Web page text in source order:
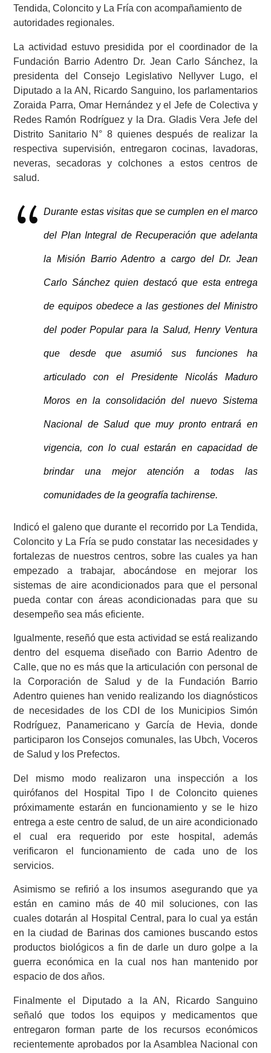
Tendida, Coloncito y La Fría con acompañamiento de
autoridades regionales.
La actividad estuvo presidida por el coordinador de la
Fundación Barrio Adentro Dr. Jean Carlo Sánchez, la
presidenta del Consejo Legislativo Nellyver Lugo, el
Diputado a la AN, Ricardo Sanguino, los parlamentarios
Zoraida Parra, Omar Hernández y el Jefe de Colectiva y
Redes Ramón Rodríguez y la Dra. Gladis Vera Jefe del
Distrito Sanitario N° 8 quienes después de realizar la
respectiva supervisión, entregaron cocinas, lavadoras,
neveras, secadoras y colchones a estos centros de
salud.
Durante estas visitas que se cumplen en el marco
del Plan Integral de Recuperación que adelanta
la Misión Barrio Adentro a cargo del Dr. Jean
Carlo Sánchez quien destacó que esta entrega
de equipos obedece a las gestiones del Ministro
del poder Popular para la Salud, Henry Ventura
que desde que asumió sus funciones ha
articulado con el Presidente Nicolás Maduro
Moros en la consolidación del nuevo Sistema
Nacional de Salud que muy pronto entrará en
vigencia, con lo cual estarán en capacidad de
brindar una mejor atención a todas las
comunidades de la geografía tachirense.
Indicó el galeno que durante el recorrido por La Tendida,
Coloncito y La Fría se pudo constatar las necesidades y
fortalezas de nuestros centros, sobre las cuales ya han
empezado a trabajar, abocándose en mejorar los
sistemas de aire acondicionados para que el personal
pueda contar con áreas acondicionadas para que su
desempeño sea más eficiente.
Igualmente, reseñó que esta actividad se está realizando
dentro del esquema diseñado con Barrio Adentro de
Calle, que no es más que la articulación con personal de
la Corporación de Salud y de la Fundación Barrio
Adentro quienes han venido realizando los diagnósticos
de necesidades de los CDI de los Municipios Simón
Rodríguez, Panamericano y García de Hevia, donde
participaron los Consejos comunales, las Ubch, Voceros
de Salud y los Prefectos.
Del mismo modo realizaron una inspección a los
quirófanos del Hospital Tipo I de Coloncito quienes
próximamente estarán en funcionamiento y se le hizo
entrega a este centro de salud, de un aire acondicionado
el cual era requerido por este hospital, además
verificaron el funcionamiento de cada uno de los
servicios.
Asimismo se refirió a los insumos asegurando que ya
están en camino más de 40 mil soluciones, con las
cuales dotarán al Hospital Central, para lo cual ya están
en la ciudad de Barinas dos camiones buscando estos
productos biológicos a fin de darle un duro golpe a la
guerra económica en la cual nos han mantenido por
espacio de dos años.
Finalmente el Diputado a la AN, Ricardo Sanguino
señaló que todos los equipos y medicamentos que
entregaron forman parte de los recursos económicos
recientemente aprobados por la Asamblea Nacional con